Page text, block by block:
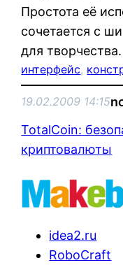
Простота её
сочетается с
для творчества.
интерфейс,
19.02.2009 14:15
TotalCoin:
криптовалюты
idea2.ru
RoboCraft